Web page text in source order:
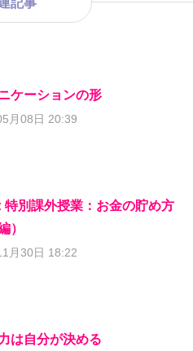
ケーションの形
月08日 20:39
特別課外授業：お金の貯め方
）
月30日 18:22
は自分が決める